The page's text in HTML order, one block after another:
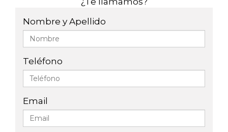
Nombre y Apellido
Teléfono
Email